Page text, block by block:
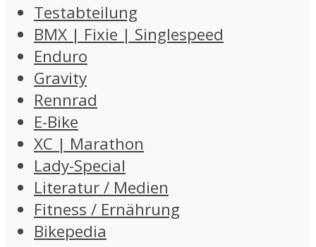
Testabteilung
BMX | Fixie | Singlespeed
Enduro
Gravity
Rennrad
E-Bike
XC | Marathon
Lady-Special
Literatur / Medien
Fitness / Ernährung
Bikepedia